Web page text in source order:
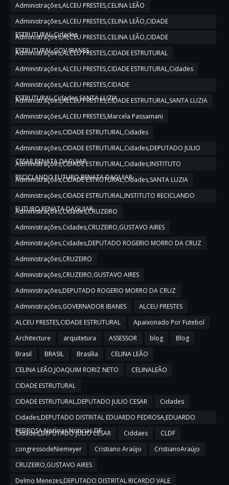
Administrações,ALCEU PRESTES,CELINA LEÃO
Administrações,ALCEU PRESTES,CELINA LEÃO,CIDADE
ESTRUTURAL,Cidades
Administrações,ALCEU PRESTES,CELINA LEÃO,CIDADE
ESTRUTURAL,GOV IBANES
Administrações,ALCEU PRESTES,CIDADE ESTRUTURAL
Administrações,ALCEU PRESTES,CIDADE ESTRUTURAL,Cidades
Administrações,ALCEU PRESTES,CIDADE
ESTRUTURAL,Cidades,SANTA LUZIA
Administrações,ALCEU PRESTES,CIDADE ESTRUTURAL,SANTA LUZIA
Administrações,ALCEU PRESTES,Marcela Passamani
Administrações,CIDADE ESTRUTURAL,Cidades
Administrações,CIDADE ESTRUTURAL,Cidades,DEPUTADO JULIO
CESAR,RENATA DAGUIAR
Administrações,CIDADE ESTRUTURAL,Cidades,INSTITUTO
RECICLANDO FUTURO,RENATA DAGUIAR
Administrações,CIDADE ESTRUTURAL,Cidades,SANTA LUZIA
Administrações,CIDADE ESTRUTURAL,INSTITUTO RECICLANDO
FUTURO,RENATA DAGUIAR
Administrações,Cidades,CRUZEIRO
Administrações,Cidades,CRUZEIRO,GUSTAVO AIRES
Administrações,Cidades,DEPUTADO ROGERIO MORRO DA CRUZ
Administrações,CRUZEIRO
Administrações,CRUZEIRO,GUSTAVO AIRES
Administrações,DEPUTADO ROGERIO MORRO DA CRUZ
Administrações,GOVERNADOR IBANES
ALCEU PRESTES
ALCEU PRESTES,CIDADE ESTRUTURAL
Apaixonado Por Futebol
Architecture
arquitetura ASSESSOR blog
Blog
Brasil
BRASIL Brasília
CELINA LEÃO
CELINA LEÃO,JOAQUIM RORIZ NETO
CELINALEÃO
CIDADE ESTRUTURAL
CIDADE ESTRUTURAL,DEPUTADO JULIO CESAR
Cidades
Cidades,DEPUTADO DISTRITAL EDUARDO PEDROSA,EDUARDO
PEDROSA,Notícias,Noticias DF
Cidades,DEPUTADO JULIO CESAR Ciddaes
CLDF
congressodeNiemeyer
Cristiano Araújo
CristianoAraújo
CRUZEIRO,GUSTAVO AIRES
Delmo Menezes,DEPUTADO DISTRITAL RICARDO VALE